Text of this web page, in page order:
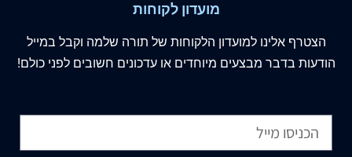
מועדון לקוחות
הצטרף אלינו למועדון הלקוחות של תורה שלמה וקבל במייל
הודעות בדבר מבצעים מיוחדים או עדכונים חשובים לפני כולם!